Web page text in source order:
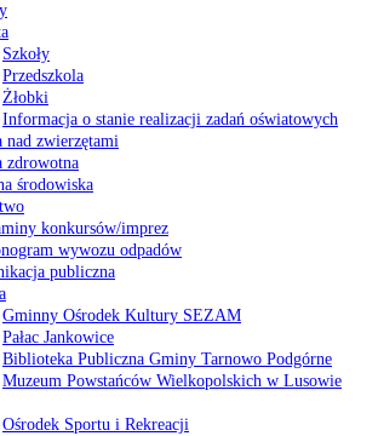
Szkoły
Przedszkola
Żłobki
Informacja o stanie realizacji zadań oświatowych
nad zwierzętami
zdrowotna
środowiska
konkursów/imprez
wywozu odpadów
publiczna
Gminny Ośrodek Kultury SEZAM
Pałac Jankowice
Biblioteka Publiczna Gminy Tarnowo Podgórne
Muzeum Powstańców Wielkopolskich w Lusowie
Ośrodek Sportu i Rekreacji